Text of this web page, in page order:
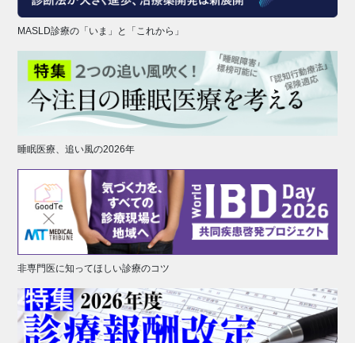
MASLD診療の「いま」と「これから」
睡眠医療、追い風の2026年
非専門医に知ってほしい診療のコツ